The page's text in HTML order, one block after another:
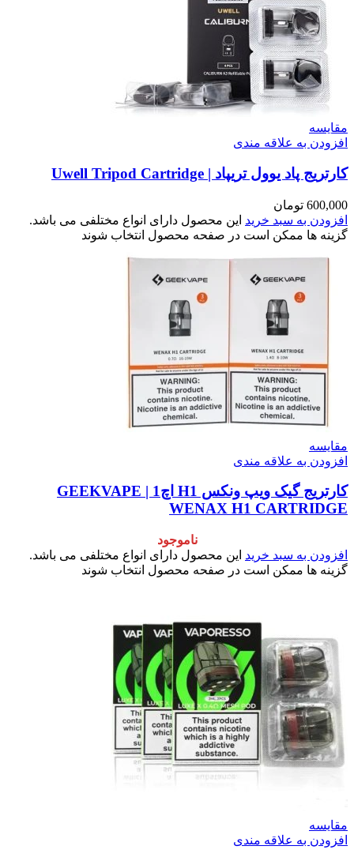
مقایسه
افزودن به علاقه مندی
کارتریج پاد یوول تریپاد | Uwell Tripod Cartridge
600,000 تومان
افزودن به سبد خرید این محصول دارای انواع مختلفی می باشد.
گزینه ها ممکن است در صفحه محصول انتخاب شوند
مقایسه
افزودن به علاقه مندی
کارتریج گیک ویپ ونکس H1 اچ1 | GEEKVAPE
WENAX H1 CARTRIDGE
ناموجود
افزودن به سبد خرید این محصول دارای انواع مختلفی می باشد.
گزینه ها ممکن است در صفحه محصول انتخاب شوند
مقایسه
افزودن به علاقه مندی